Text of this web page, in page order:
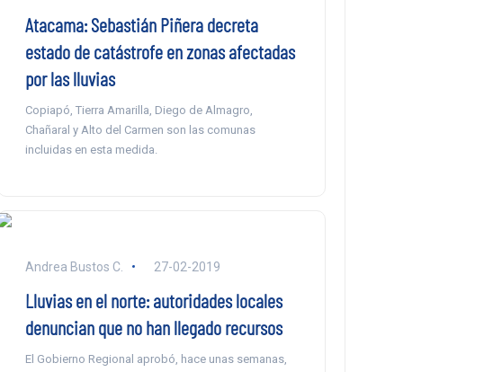
Atacama: Sebastián Piñera decreta
estado de catástrofe en zonas afectadas
por las lluvias
Copiapó, Tierra Amarilla, Diego de Almagro,
Chañaral y Alto del Carmen son las comunas
incluidas en esta medida.
Andrea Bustos C. 27-02-2019
Lluvias en el norte: autoridades locales
denuncian que no han llegado recursos
El Gobierno Regional aprobó, hace unas semanas,